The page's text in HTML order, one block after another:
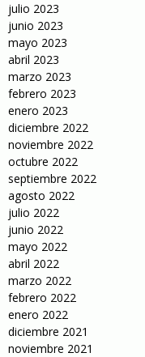
julio 2023
junio 2023
mayo 2023
abril 2023
marzo 2023
febrero 2023
enero 2023
diciembre 2022
noviembre 2022
octubre 2022
septiembre 2022
agosto 2022
julio 2022
junio 2022
mayo 2022
abril 2022
marzo 2022
febrero 2022
enero 2022
diciembre 2021
noviembre 2021